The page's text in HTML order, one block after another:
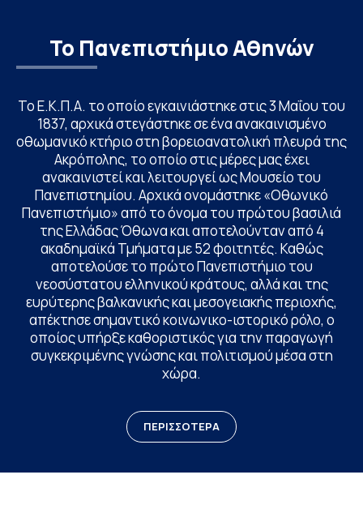
Το Πανεπιστήμιο Αθηνών
Το Ε.Κ.Π.Α. το οποίο εγκαινιάστηκε στις 3 Μαΐου του
1837, αρχικά στεγάστηκε σε ένα ανακαινισμένο
οθωμανικό κτήριο στη βορειοανατολική πλευρά της
Ακρόπολης, το οποίο στις μέρες μας έχει
ανακαινιστεί και λειτουργεί ως Μουσείο του
Πανεπιστημίου. Αρχικά ονομάστηκε «Οθωνικό
Πανεπιστήμιο» από το όνομα του πρώτου βασιλιά
της Ελλάδας Όθωνα και αποτελούνταν από 4
ακαδημαϊκά Τμήματα με 52 φοιτητές. Καθώς
αποτελούσε το πρώτο Πανεπιστήμιο του
νεοσύστατου ελληνικού κράτους, αλλά και της
ευρύτερης βαλκανικής και μεσογειακής περιοχής,
απέκτησε σημαντικό κοινωνικο-ιστορικό ρόλο, ο
οποίος υπήρξε καθοριστικός για την παραγωγή
συγκεκριμένης γνώσης και πολιτισμού μέσα στη
χώρα.
ΠΕΡΙΣΣΟΤΕΡΑ